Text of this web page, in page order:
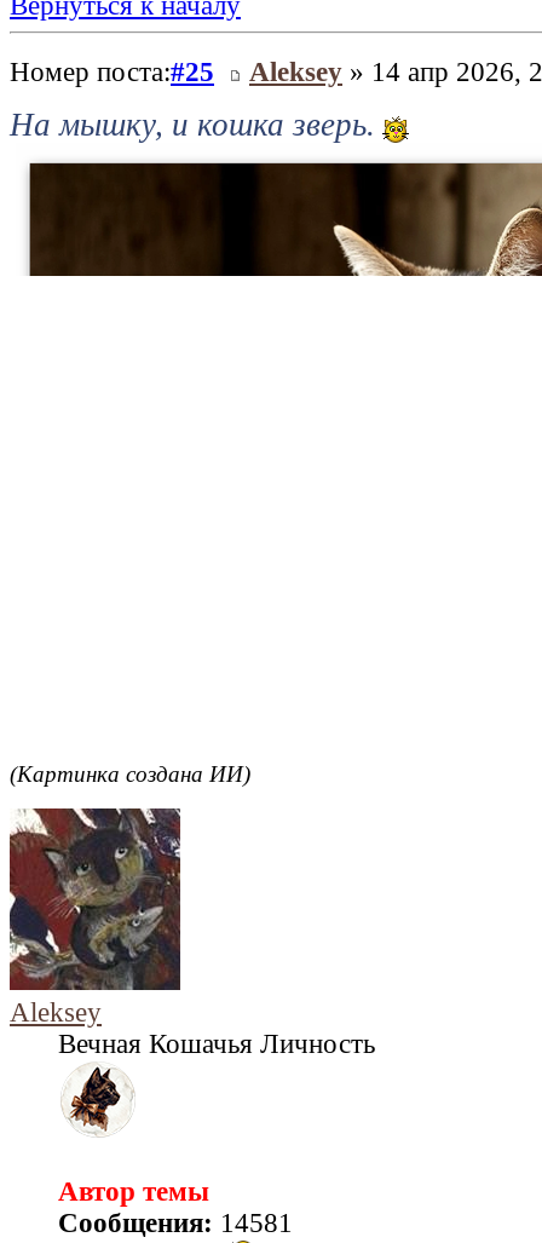
Номер поста:#25 Aleksey » 14 апр 2026,
На мышку, и кошка зверь.
(Картинка создана ИИ)
Aleksey
Вечная Кошачья Личность
Автор темы
Сообщения: 14581